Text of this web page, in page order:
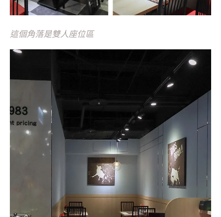
這個角落是雙人座位區